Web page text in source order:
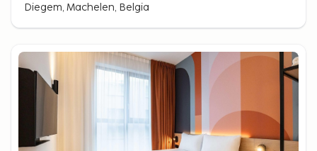
Diegem, Machelen, Belgia